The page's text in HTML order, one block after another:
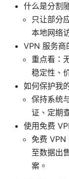
什么是分割
只让部分
本地网络
VPN 服务商
重点看：
稳定性、
如何保护我
保持系统
证、定期
使用免费
免费 VPN
至数据出
案。